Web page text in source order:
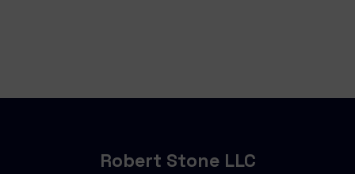
Robert Stone LLC